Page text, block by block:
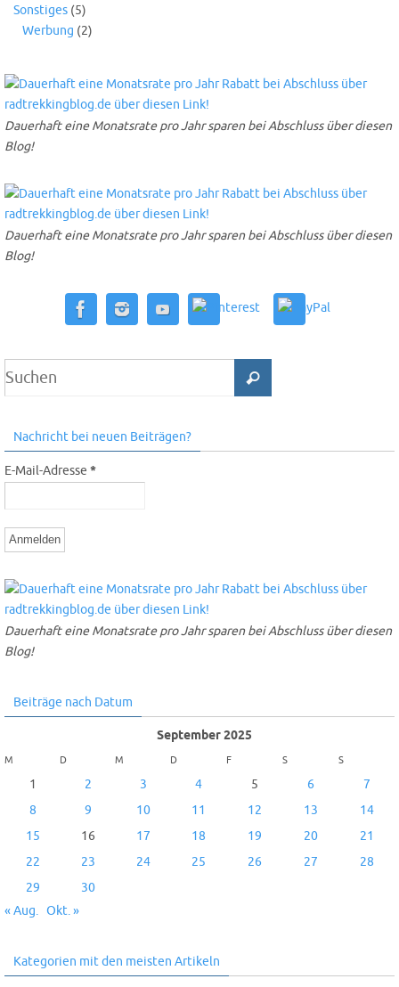
Sonstiges (5)
Werbung (2)
Dauerhaft eine Monatsrate pro Jahr sparen bei Abschluss über diesen
Blog!
Dauerhaft eine Monatsrate pro Jahr sparen bei Abschluss über diesen
Blog!
Nachricht bei neuen Beiträgen?
E-Mail-Adresse *
Dauerhaft eine Monatsrate pro Jahr sparen bei Abschluss über diesen
Blog!
Beiträge nach Datum
September 2025
M D M D F S S
1 2 3 4 5 6
7
8
9 10 11 12 13
14
15
16 17 18 19 20
21
22
23 24 25 26 27
28
29
30
« Aug. Okt. »
Kategorien mit den meisten Artikeln